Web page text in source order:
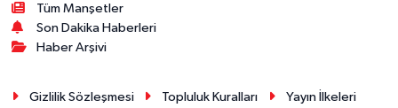
Tüm Manşetler
Son Dakika Haberleri
Haber Arşivi
Gizlilik Sözleşmesi Topluluk Kuralları
Yayın İlkeleri